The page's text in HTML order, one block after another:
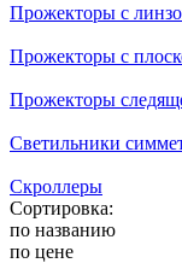
Прожекторы с
Прожекторы с
Прожекторы
Светильники
Скроллеры
Сортировка:
по названию
по цене